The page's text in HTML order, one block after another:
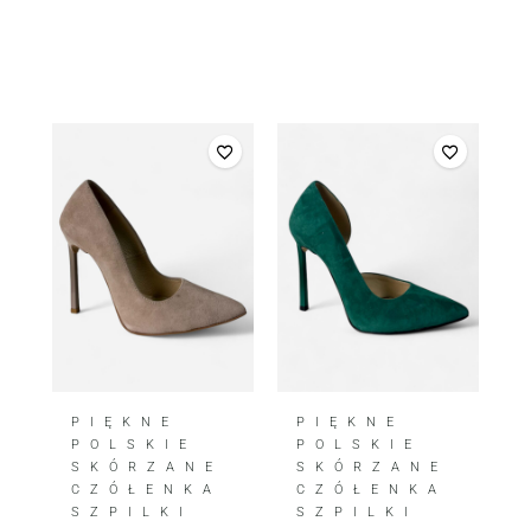
PIĘKNE
POLSKIE
SKÓRZANE
CZÓŁENKA
SZPILKI
PIĘKNE
POLSKIE
SKÓRZANE
CZÓŁENKA
SZPILKI